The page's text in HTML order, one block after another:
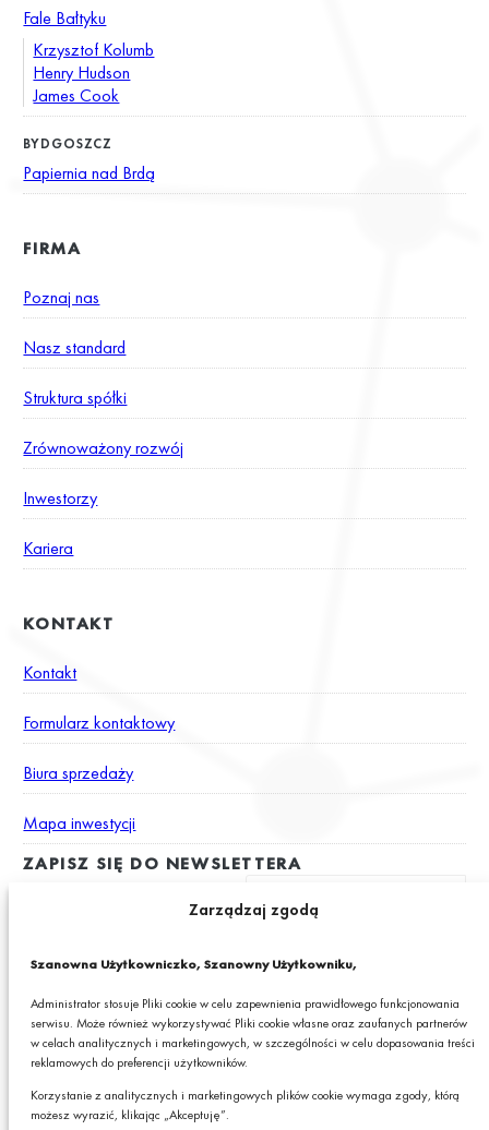
Zarządzaj zgodą
Szanowna Użytkowniczko, Szanowny Użytkowniku,
Administrator stosuje Pliki cookie w celu zapewnienia prawidłowego funkcjonowania
serwisu. Może również wykorzystywać Pliki cookie własne oraz zaufanych partnerów
w celach analitycznych i marketingowych, w szczególności w celu dopasowania treści
reklamowych do preferencji użytkowników.
Korzystanie z analitycznych i marketingowych plików cookie wymaga zgody, którą
możesz wyrazić, klikając „Akceptuję”.
Fale Bałtyku
Krzysztof Kolumb
Henry Hudson
James Cook
BYDGOSZCZ
Papiernia nad Brdą
FIRMA
Poznaj nas
Nasz standard
Struktura spółki
Zrównoważony rozwój
Inwestorzy
Kariera
KONTAKT
Kontakt
Formularz kontaktowy
Biura sprzedaży
Mapa inwestycji
ZAPISZ SIĘ DO NEWSLETTERA
adres e-mail newslettera z informacjami o ciekawych promocjach,
produktach lub usługach GRANIT S.A.*
* Pola obowiązkowe
Podając swój adres e-mail wyrażasz zgodę na otrzymywanie drogą elektroniczną,
produktach lub usługach GRANIT S.A. oraz zgodę na przetwarzanie przez GRANIT
S.A. Twoich danych osobowych w postaci tego adresu e-mail. Szczegółowe zasady